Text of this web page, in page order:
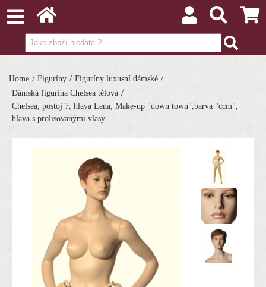
Home / Figuríny / Figuríny luxusní dámské /
Dámská figurína Chelsea tělová /
Chelsea, postoj 7, hlava Lena, Make-up "down town",barva "ccm",
hlava s prolisovanými vlasy